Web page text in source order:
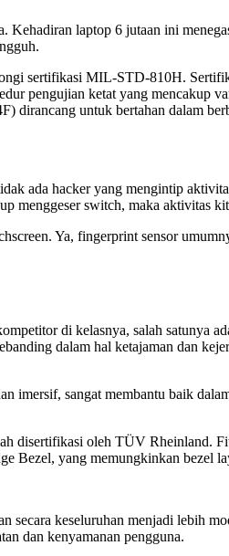
laptop 6 jutaan ini
sertifikasi MIL-STD-810H.
pengujian ketat yang mencakup
untuk bertahan dalam
ada hacker yang mengintip
menggeser switch, maka aktivitas
Ya, fingerprint sensor
di kelasnya, salah satunya
dalam hal ketajaman dan
sangat membantu baik
oleh TÜV Rheinland.
Bezel, yang memungkinkan bezel
secara keseluruhan menjadi lebih
dan kenyamanan pengguna.